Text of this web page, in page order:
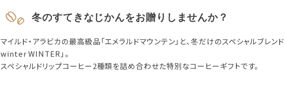
冬のすてきなじかんをお贈りしませんか？
マイルド・アラビカの最高級品「エメラルドマウンテン」と、冬だけのスペシャルブレン
winter WINTER」。
スペシャルドリップコーヒー2種類を詰め合わせた特別なコーヒーギフトです。